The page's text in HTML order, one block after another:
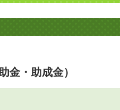
金・助成金）